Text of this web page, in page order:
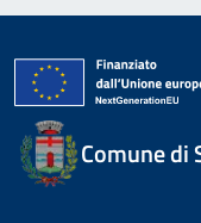
Comune di